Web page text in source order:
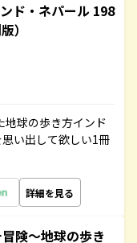
ド・ネパール 198
）
地球の歩き方インド
い出して欲しい1冊
詳細を見る
険～地球の歩き